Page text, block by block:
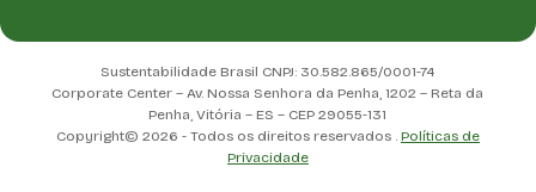
Sustentabilidade Brasil CNPJ: 30.582.865/0001-74
Corporate Center – Av. Nossa Senhora da Penha, 1202 – Reta da
Penha, Vitória – ES – CEP 29055-131
Copyright© 2026 - Todos os direitos reservados . Políticas de
Privacidade